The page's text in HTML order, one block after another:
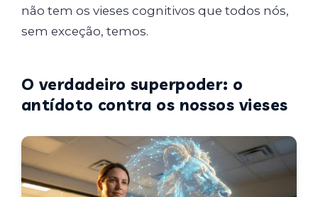
não tem os vieses cognitivos que todos nós,
sem exceção, temos.
O verdadeiro superpoder: o
antídoto contra os nossos vieses